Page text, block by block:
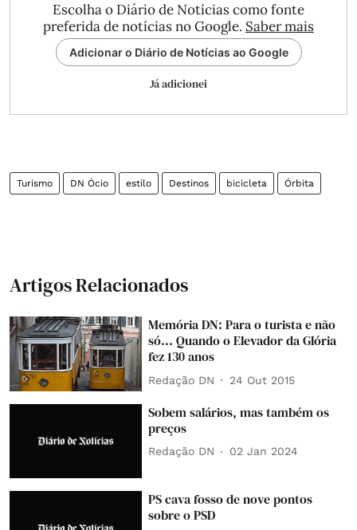
Escolha o Diário de Notícias como fonte
preferida de notícias no Google. Saber mais
Adicionar o Diário de Notícias ao Google
Já adicionei
Turismo DN Ócio estilo Destinos bicicleta Órbita
Artigos Relacionados
Memória DN: Para o turista e não
só... Quando o Elevador da Glória
fez 130 anos
Redação DN 24 Out 2015
Sobem salários, mas também os
preços
Redação DN 02 Jan 2024
PS cava fosso de nove pontos
sobre o PSD